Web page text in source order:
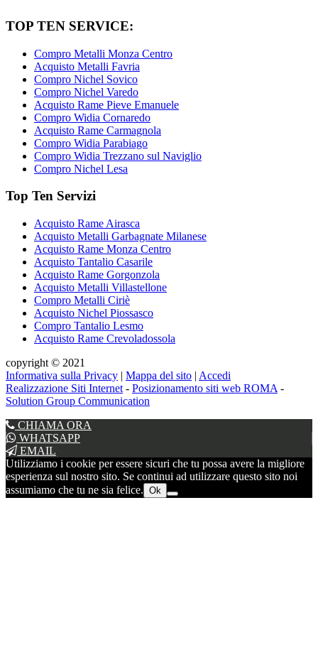
TOP TEN SERVICE:
Compro Metalli Monza Centro
Acquisto Metalli Favria
Compro Nichel Sovico
Compro Nichel Varedo
Acquisto Rame Pieve Emanuele
Compro Widia Cornaredo
Acquisto Rame Carmagnola
Compro Widia Parabiago
Compro Widia Trezzano sul Naviglio
Compro Nichel Lesa
Top Ten Servizi
Acquisto Rame Airasca
Acquisto Metalli Garbagnate Milanese
Acquisto Rame Monza Centro
Acquisto Tantalio Casarile
Acquisto Rame Gorgonzola
Acquisto Metalli Villastellone
Compro Metalli Ciriè
Acquisto Nichel Piossasco
Compro Tantalio Lesmo
Acquisto Rame Crevoladossola
copyright © 2021
Informativa sulla Privacy | Mappa del sito | Accedi
Realizzazione Siti Internet - Posizionamento siti web ROMA -
Solution Group Communication
CHIAMA ORA
WHATSAPP
EMAIL
Utilizziamo i cookie per essere sicuri che tu possa avere la migliore
esperienza sul nostro sito. Se continui ad utilizzare questo sito noi
assumiamo che tu ne sia felice. Ok